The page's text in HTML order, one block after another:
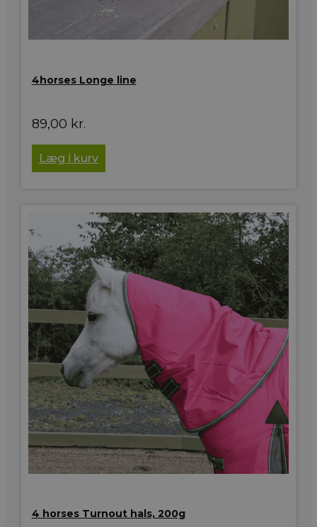
4horses Longe line
89,00 kr.
Læg i kurv
4 horses Turnout hals, 200g